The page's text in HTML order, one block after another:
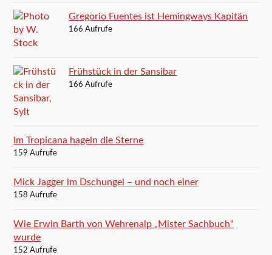
Gregorio Fuentes ist Hemingways Kapitän
166 Aufrufe
Frühstück in der Sansibar
166 Aufrufe
Im Tropicana hageln die Sterne
159 Aufrufe
Mick Jagger im Dschungel – und noch einer
158 Aufrufe
Wie Erwin Barth von Wehrenalp „Mister Sachbuch“
wurde
152 Aufrufe